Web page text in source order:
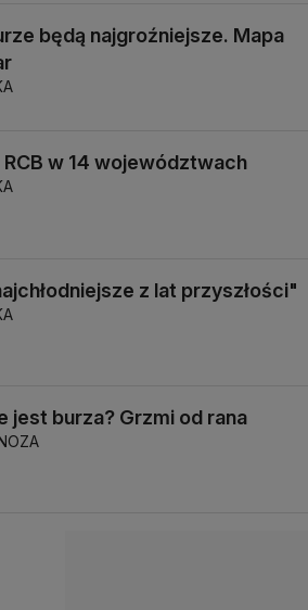
będą najgroźniejsze. Mapa
w 14 województwach
z lat przyszłości"
jest burza? Grzmi od rana